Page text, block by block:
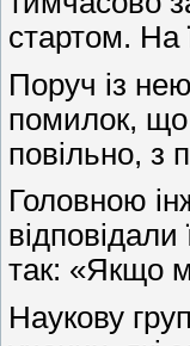
стартом. На
Поруч із
помилок, що
повільно, з
Головною
так: «Якщо
Наукову